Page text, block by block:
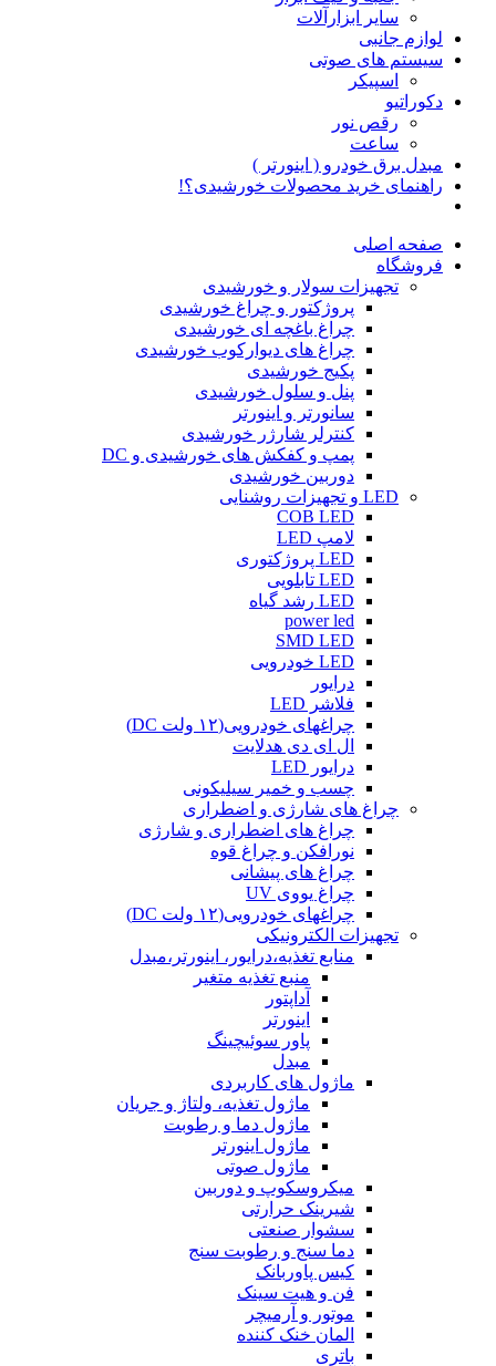
سایر ابزارآلات
لوازم جانبی
سیستم های صوتی
اسپیکر
دکوراتیو
رقص نور
ساعت
مبدل برق خودرو ( اینورتر )
راهنمای خرید محصولات خورشیدی؟!
صفحه اصلی
فروشگاه
تجهیزات سولار و خورشیدی
پروژکتور و چراغ خورشیدی
چراغ باغچه ای خورشیدی
چراغ های دیوارکوب خورشیدی
پکیج خورشیدی
پنل و سلول خورشیدی
سانورتر و اینورتر
کنترلر شارژر خورشیدی
پمپ و کفکش های خورشیدی و DC
دوربین خورشیدی
LED و تجهیزات روشنایی
COB LED
لامپ LED
LED پروژکتوری
LED تابلویی
LED رشد گیاه
power led
SMD LED
LED خودرویی
درایور
فلاشر LED
چراغهای خودرویی(۱۲ ولت DC)
ال ای دی هدلایت
درایور LED
چسب و خمیر سیلیکونی
چراغ های شارژی و اضطراری
چراغ های اضطراری و شارژی
نورافکن و چراغ قوه
چراغ های پیشانی
چراغ یووی UV
چراغهای خودرویی(۱۲ ولت DC)
تجهیزات الکترونیکی
منابع تغذیه،درایور، اینورتر،مبدل
منبع تغذیه متغیر
آداپتور
اینورتر
پاور سوئیچینگ
مبدل
ماژول های کاربردی
ماژول تغذیه، ولتاژ و جریان
ماژول دما و رطوبت
ماژول اینورتر
ماژول صوتی
میکروسکوپ و دوربین
شیرینک حرارتی
سشوار صنعتی
دما سنج و رطوبت سنج
کیس پاوربانک
فن و هیت سینک
موتور و آرمیچر
المان خنک کننده
باتری